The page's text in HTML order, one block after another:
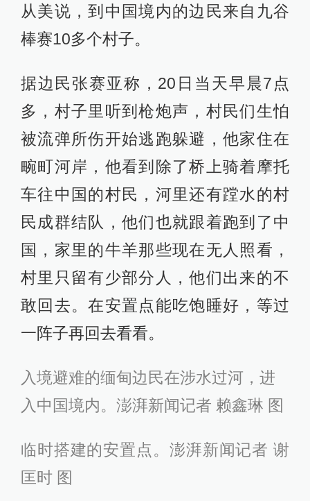
从美说，到中国境内的边民来自九谷
棒赛10多个村子。
据边民张赛亚称，20日当天早晨7点
多，村子里听到枪炮声，村民们生怕
被流弹所伤开始逃跑躲避，他家住在
畹町河岸，他看到除了桥上骑着摩托
车往中国的村民，河里还有蹚水的村
民成群结队，他们也就跟着跑到了中
国，家里的牛羊那些现在无人照看，
村里只留有少部分人，他们出来的不
敢回去。在安置点能吃饱睡好，等过
一阵子再回去看看。
入境避难的缅甸边民在涉水过河，进
入中国境内。澎湃新闻记者 赖鑫琳 图
临时搭建的安置点。澎湃新闻记者 谢
匡时 图